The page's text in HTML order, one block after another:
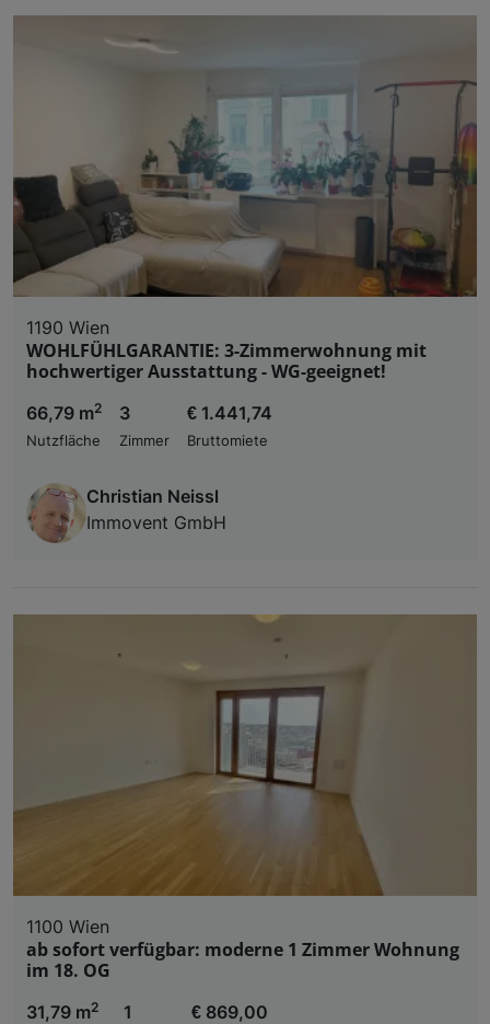
1190 Wien
WOHLFÜHLGARANTIE: 3-Zimmerwohnung mit
hochwertiger Ausstattung - WG-geeignet!
66,79 m2
Nutzfläche
3
Zimmer
€ 1.441,74
Bruttomiete
Christian Neissl
Immovent GmbH
1100 Wien
ab sofort verfügbar: moderne 1 Zimmer Wohnung
im 18. OG
31,79 m2
1 € 869,00